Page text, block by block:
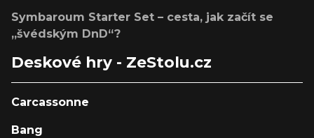
Symbaroum Starter Set – cesta, jak začít se
„švédským DnD“?
Deskové hry - ZeStolu.cz
Carcassonne
Bang